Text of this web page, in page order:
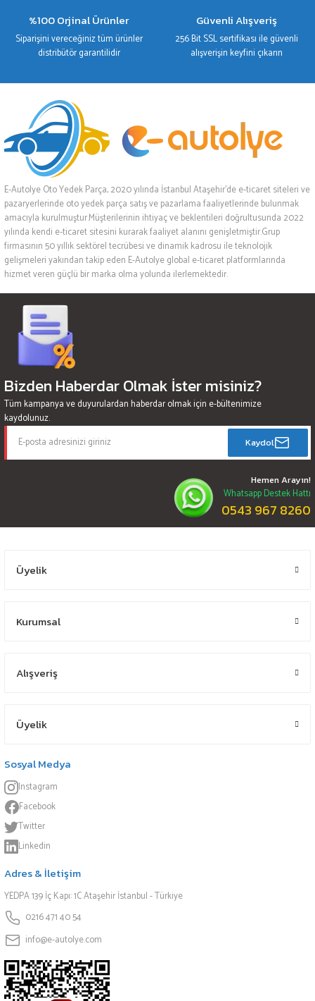
%100 Orjinal Ürünler
Siparişini vereceğiniz tüm ürünler
distribütör garantilidir
Güvenli Alışveriş
256 Bit SSL sertifikası ile güvenli
alışverişin keyfini çıkarın
E-Autolye Oto Yedek Parça, 2020 yılında İstanbul Ataşehir’de e-ticaret siteleri ve
pazaryerlerinde oto yedek parça satış ve pazarlama faaliyetlerinde bulunmak
amacıyla kurulmuştur.Müşterilerinin ihtiyaç ve beklentileri doğrultusunda 2022
yılında kendi e-ticaret sitesini kurarak faaliyet alanını genişletmiştir.Grup
firmasının 50 yıllık sektörel tecrübesi ve dinamik kadrosu ile teknolojik
gelişmeleri yakından takip eden E-Autolye global e-ticaret platformlarında
hizmet veren güçlü bir marka olma yolunda ilerlemektedir.
Bizden Haberdar Olmak İster misiniz?
Tüm kampanya ve duyurulardan haberdar olmak için e-bültenimize
kaydolunuz.
Kaydol
Hemen Arayın!
Whatsapp Destek Hattı
0543 967 8260
Üyelik
Kurumsal
Alışveriş
Üyelik
Sosyal Medya
Instagram
Facebook
Twitter
Linkedin
Adres & İletişim
YEDPA 139 İç Kapı: 1C Ataşehir İstanbul - Türkiye
0216 471 40 54
info@e-autolye.com